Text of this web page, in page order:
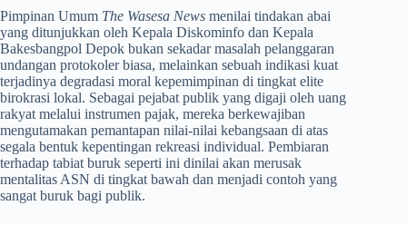
​Pimpinan Umum The Wasesa News menilai tindakan abai
yang ditunjukkan oleh Kepala Diskominfo dan Kepala
Bakesbangpol Depok bukan sekadar masalah pelanggaran
undangan protokoler biasa, melainkan sebuah indikasi kuat
terjadinya degradasi moral kepemimpinan di tingkat elite
birokrasi lokal. Sebagai pejabat publik yang digaji oleh uang
rakyat melalui instrumen pajak, mereka berkewajiban
mengutamakan pemantapan nilai-nilai kebangsaan di atas
segala bentuk kepentingan rekreasi individual. Pembiaran
terhadap tabiat buruk seperti ini dinilai akan merusak
mentalitas ASN di tingkat bawah dan menjadi contoh yang
sangat buruk bagi publik.